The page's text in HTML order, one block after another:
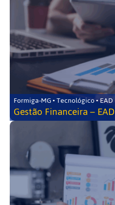
Formiga-MG • Tecnológico • EAD
Gestão Financeira – EAD